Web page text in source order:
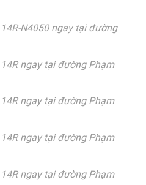
N4050 ngay tại đường
ngay tại đường Phạm
ngay tại đường Phạm
ngay tại đường Phạm
ngay tại đường Phạm